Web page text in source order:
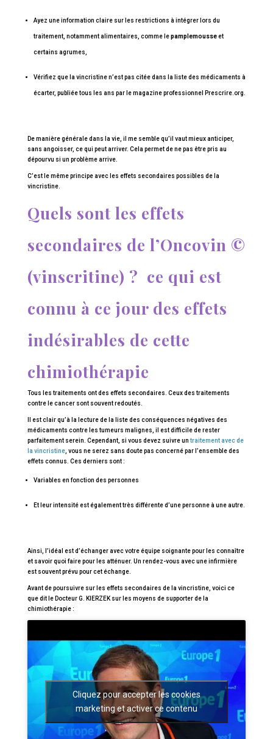
Ayez une information claire sur les restrictions à intégrer lors du
traitement, notamment alimentaires, comme lepamplemousseet
certains agrumes,
Vérifiez que la vincristine n’est pas citée dans la liste des médicaments à
écarter, publiée tous les ans par le magazine professionnel Prescrire.org.
De manière générale dans la vie, il me semble qu’il vaut mieux anticiper,
sans angoisser, ce qui peut arriver. Cela permet de ne pas être pris au
dépourvu si un problème arrive.
C’est le même principe avec les effets secondaires possibles de la
vincristine.
Quels sont les effets
secondaires de l’Oncovin ©
(vinscritine) ? ce qui est
connu à ce jour des effets
indésirables de cette
chimiothérapie
Tous les traitements ont des effets secondaires. Ceux des traitements
contre le cancer sont souvent redoutés.
Il est clair qu’à la lecture de la liste des conséquences négatives des
médicaments contre les tumeurs malignes, il est difficile de rester
parfaitement serein. Cependant, si vous devez suivre un traitement avec de
la vincristine, vous ne serez sans doute pas concerné par l’ensemble des
effets connus. Ces derniers sont :
Variables en fonction des personnes
Et leur intensité est également très différente d’une personne à une autre.
Ainsi, l’idéal est d’échanger avec votre équipe soignante pour les connaître
et savoir quoi faire pour les atténuer. Un rendez-vous avec une infirmière
est souvent prévu pour cet échange.
Avant de poursuivre sur les effets secondaires de la vincristine, voici ce
que dit le Docteur G. KIERZEK sur les moyens de supporter de la
chimiothérapie :
Cliquez pour accepter les cookies
marketing et activer ce contenu